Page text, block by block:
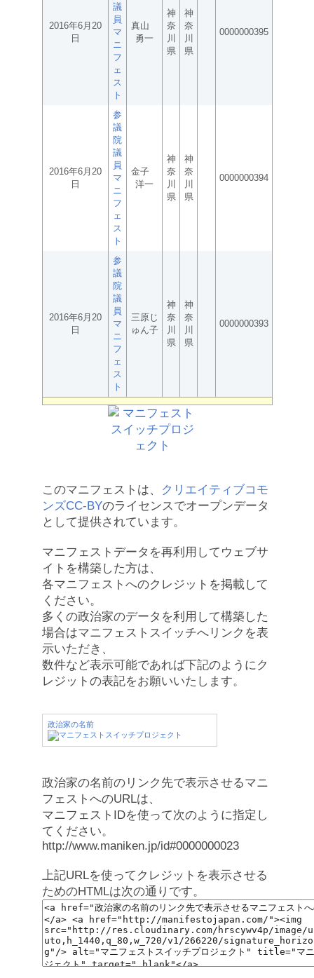
2016年6月20
日
議
員
マ
ニ
フ
ェ
ス
ト
真山
勇一
神
奈
川
県
神
奈
川
県
0000000395
2016年6月20
日
参
議
院
議
員
マ
ニ
フ
ェ
ス
ト
金子
洋一
神
奈
川
県
神
奈
川
県
0000000394
2016年6月20
日
参
議
院
議
員
マ
ニ
フ
ェ
ス
ト
三原じ
ゅん子
神
奈
川
県
神
奈
川
県
0000000393
このマニフェストは、
クリエイティブコモ
ンズCC-BYのライセンスでオープンデータ
として提供されています。
マニフェストデータを再利用してウェブサ
イトを構築した方は、
各マニフェストへのクレジットを掲載して
ください。
多くの政治家のデータを利用して構築した
場合はマニフェストスイッチへリンクを表
示いただき、
数件など表示可能であれば下記のようにク
レジットの表記をお願いいたします。
政治家の名前
政治家の名前のリンク先で表示させるマニ
フェストへのURLは、
マニフェストIDを使って次のように指定し
てください。
http://www.maniken.jp/id#0000000023
上記URLを使ってクレジットを表示させる
ためのHTMLは次の通りです。